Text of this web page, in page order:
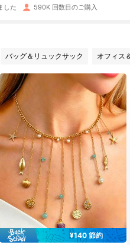
した 590K 回数目のご購入
バッグ＆リュックサック オフィス
¥140 節約